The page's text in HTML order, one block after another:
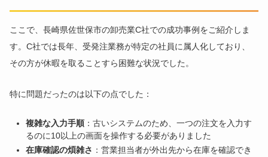
ここで、長崎県佐世保市の卸売業C社での成功事例をご紹介しま
す。C社では長年、受発注業務が特定の社員に属人化しており、
その方が休暇を取ることすら困難な状況でした。
特に問題だったのは以下の点でした：
複雑な入力手順 ：古いシステムのため、一つの注文を入力す
るのに10以上の画面を操作する必要がありました
在庫確認の煩雑さ ：営業担当者が外出先から在庫を確認でき